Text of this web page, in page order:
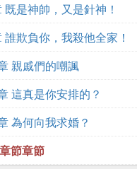
既是神帥，又是針神！
誰欺負你，我殺他全家！
親戚們的嘲諷
這真是你安排的？
為何向我求婚？
節章節